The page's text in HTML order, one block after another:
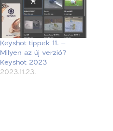
Keyshot tippek 11. –
Milyen az új verzió?
Keyshot 2023
2023.11.23.